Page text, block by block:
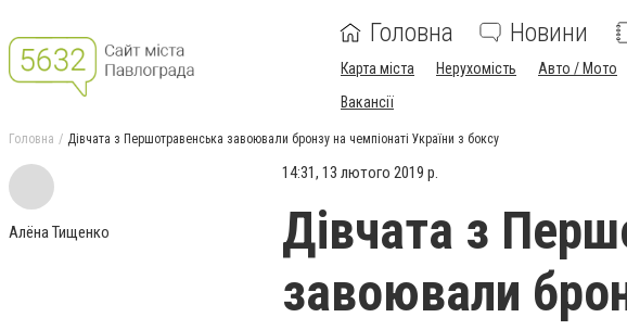
Головна Новини
Карта міста Нерухомість Авто / Мото
Вакансії
Головна Дівчата з Першотравенська завоювали бронзу на чемпіонаті України з боксу
Алёна Тищенко
14:31, 13 лютого 2019 р.
Дівчата з
завоювали